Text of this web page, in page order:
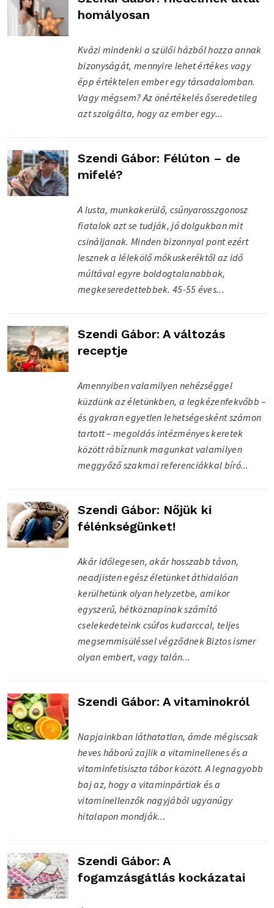
homályosan
Kvázi mindenki a szülői házból hozza annak
bizonyságát, mennyire lehet értékes vagy
épp értéktelen ember egy társadalomban.
Vagy mégsem? Az önértékelés őseredetileg
azt szolgálta, hogy az ember egy...
Szendi Gábor: Félúton – de
mifelé?
A lusta, munkakerülő, csúnyarosszgonosz
fiatalok azt se tudják, jó dolgukban mit
csináljanak. Minden bizonnyal pont ezért
lesznek a lélekölő mókuskeréktől az idő
múltával egyre boldogtalanabbak,
megkeseredettebbek. 45-55 éves...
Szendi Gábor: A változás
receptje
Amennyiben valamilyen nehézséggel
küzdünk az életünkben, a legkézenfekvőbb –
és gyakran egyetlen lehetségesként számon
tartott – megoldás intézményes keretek
között rábíznunk magunkat valamilyen
meggyőző szakmai referenciákkal bíró...
Szendi Gábor: Nőjük ki
félénkségünket!
Akár időlegesen, akár hosszabb távon,
neadjisten egész életünket áthidalóan
kerülhetünk olyan helyzetbe, amikor
egyszerű, hétköznapinak számító
cselekedeteink csúfos kudarccal, teljes
megsemmisüléssel végződnek Biztos ismer
olyan embert, vagy talán...
Szendi Gábor: A vitaminokról
Napjainkban láthatatlan, ámde mégiscsak
heves háború zajlik a vitaminellenes és a
vitaminfetisiszta tábor között. A legnagyobb
baj az, hogy a vitaminpártiak és a
vitaminellenzők nagyjából ugyanúgy
hitalapon mondják...
Szendi Gábor: A
fogamzásgátlás kockázatai